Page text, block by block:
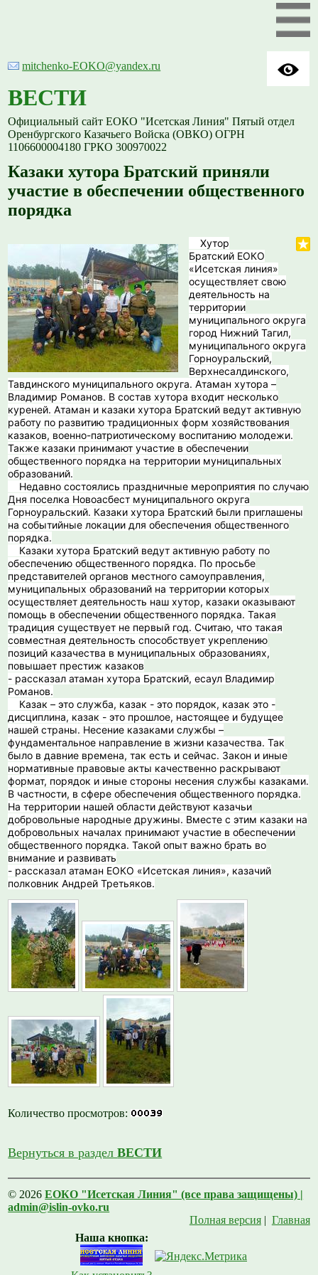
mitchenko-EOKO@yandex.ru
ВЕСТИ
Официальный сайт ЕОКО "Исетская Линия" Пятый отдел
Оренбургского Казачьего Войска (ОВКО) ОГРН
1106600004180 ГРКО 300970022
Казаки хутора Братский приняли
участие в обеспечении общественного
порядка
Хутор
Братский ЕОКО
«Исетская линия»
осуществляет свою
деятельность на
территории
муниципального округа
город Нижний Тагил,
муниципального округа
Горноуральский,
Верхнесалдинского,
Тавдинского муниципального округа. Атаман хутора –
Владимир Романов. В состав хутора входит несколько
куреней. Атаман и казаки хутора Братский ведут активную
работу по развитию традиционных форм хозяйствования
казаков, военно-патриотическому воспитанию молодежи.
Также казаки принимают участие в обеспечении
общественного порядка на территории муниципальных
образований.
Недавно состоялись праздничные мероприятия по случаю
Дня поселка Новоасбест муниципального округа
Горноуральский. Казаки хутора Братский были приглашены
на событийные локации для обеспечения общественного
порядка.
️ Казаки хутора Братский ведут активную работу по
обеспечению общественного порядка. По просьбе
представителей органов местного самоуправления,
муниципальных образований на территории которых
осуществляет деятельность наш хутор, казаки оказывают
помощь в обеспечении общественного порядка. Такая
традиция существует не первый год. Считаю, что такая
совместная деятельность способствует укреплению
позиций казачества в муниципальных образованиях,
повышает престиж казаков
- рассказал атаман хутора Братский, есаул Владимир
Романов.
️ Казак – это служба, казак - это порядок, казак это -
дисциплина, казак - это прошлое, настоящее и будущее
нашей страны. Несение казаками службы –
фундаментальное направление в жизни казачества. Так
было в давние времена, так есть и сейчас. Закон и иные
нормативные правовые акты качественно раскрывают
формат, порядок и иные стороны несения службы казаками.
В частности, в сфере обеспечения общественного порядка.
На территории нашей области действуют казачьи
добровольные народные дружины. Вместе с этим казаки на
добровольных началах принимают участие в обеспечении
общественного порядка. Такой опыт важно брать во
внимание и развивать
- рассказал атаман ЕОКО «Исетская линия», казачий
полковник Андрей Третьяков.
Количество просмотров:
Вернуться в разделВЕСТИ
© 2026ЕОКО "Исетская Линия" (все права защищены) |
admin@islin-ovko.ru
Полная версия| Главная
Наша кнопка: